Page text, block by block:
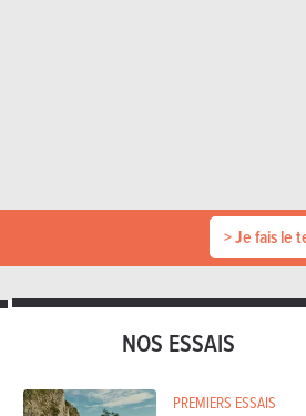
> Je fais le
NOS ESSAIS
PREMIERS ESSAIS